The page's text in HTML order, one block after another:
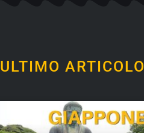
ULTIMO ARTICOLO